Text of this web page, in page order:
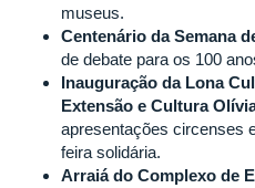
museus.
Centenário da Semana
de debate para os 100
Inauguração da Lona
Extensão e Cultura
apresentações circenses
feira solidária.
Arraiá do Complexo de